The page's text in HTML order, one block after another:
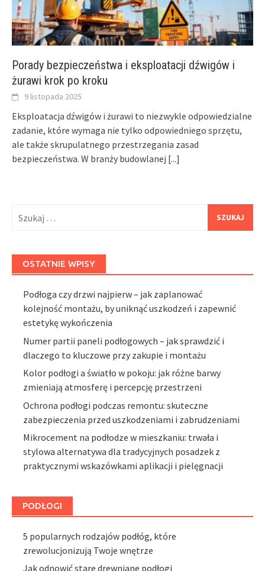
Porady bezpieczeństwa i eksploatacji dźwigów i
żurawi krok po kroku
9 listopada 2025
Eksploatacja dźwigów i żurawi to niezwykle odpowiedzialne
zadanie, które wymaga nie tylko odpowiedniego sprzętu,
ale także skrupulatnego przestrzegania zasad
bezpieczeństwa. W branży budowlanej [...]
OSTATNIE WPISY
Podłoga czy drzwi najpierw – jak zaplanować
kolejność montażu, by uniknąć uszkodzeń i zapewnić
estetykę wykończenia
Numer partii paneli podłogowych – jak sprawdzić i
dlaczego to kluczowe przy zakupie i montażu
Kolor podłogi a światło w pokoju: jak różne barwy
zmieniają atmosferę i percepcję przestrzeni
Ochrona podłogi podczas remontu: skuteczne
zabezpieczenia przed uszkodzeniami i zabrudzeniami
Mikrocement na podłodze w mieszkaniu: trwała i
stylowa alternatywa dla tradycyjnych posadzek z
praktycznymi wskazówkami aplikacji i pielęgnacji
PODŁOGI
5 popularnych rodzajów podłóg, które
zrewolucjonizują Twoje wnętrze
Jak odnowić stare drewniane podłogi